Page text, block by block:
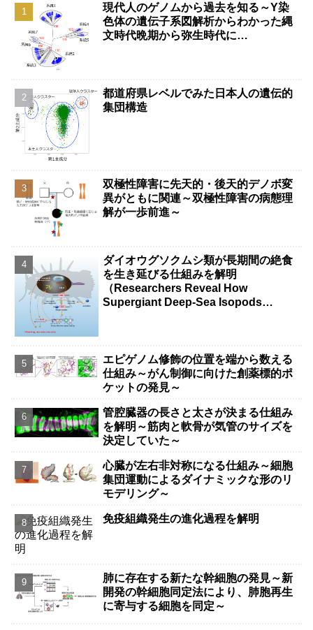
現代人のゲノムから過去を知る～Y染
色体の遺伝子系図解析からわかった縄
文時代晩期から弥生時代に…
都道府県レベルでみた日本人の遺伝的
集団構造
双極性障害に先天的・後天的デノボ変
異がともに関連～双極性障害の病態理
解が一歩前進～
ダイオウグソクムシ類が長期間の絶食
を生き延びる仕組みを解明
（Researchers Reveal How
Supergiant Deep-Sea Isopods
エピゲノム修飾の位置を端から数える
仕組み～がん制御に向けた創薬標的ポ
ケットの発見～
管腔臓器の長さと太さが決まる仕組み
を解明～筋肉と軟骨が気管のサイズを
決定していた～
心臓が左右非対称になる仕組み～細胞
集団運動によるダイナミックな形のリ
モデリング～
免疫組織発生の進化過程を解明
肺に存在する新たな幹細胞の発見～新
開発の幹細胞同定法により、肺胞再生
に寄与する細胞を同定～